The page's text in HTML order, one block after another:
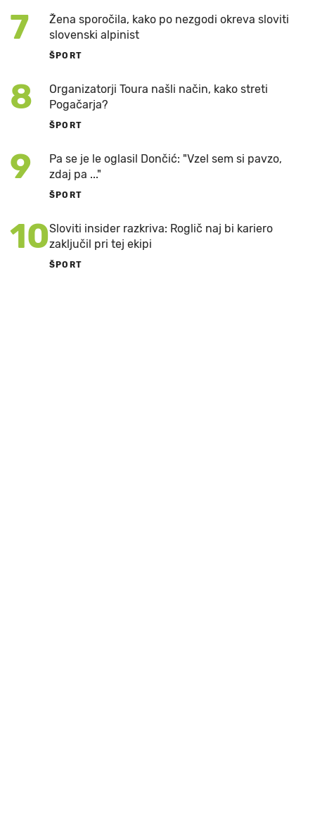
7
Žena sporočila, kako po nezgodi okreva sloviti
slovenski alpinist
ŠPORT
8
Organizatorji Toura našli način, kako streti
Pogačarja?
ŠPORT
9
Pa se je le oglasil Dončić: "Vzel sem si pavzo,
zdaj pa ..."
ŠPORT
10Sloviti insider razkriva: Roglič naj bi kariero
zaključil pri tej ekipi
ŠPORT